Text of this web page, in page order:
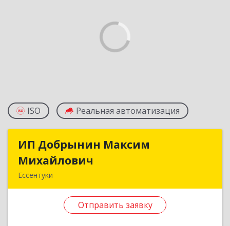
ISO Реальная автоматизация
ИП Добрынин Максим
Михайлович
Ессентуки
Отправить заявку
ИП Добрынин Максим
Спасателей, дом № 5, кв.43